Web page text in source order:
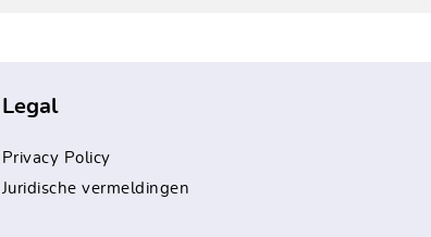
Legal
Privacy Policy
Juridische vermeldingen